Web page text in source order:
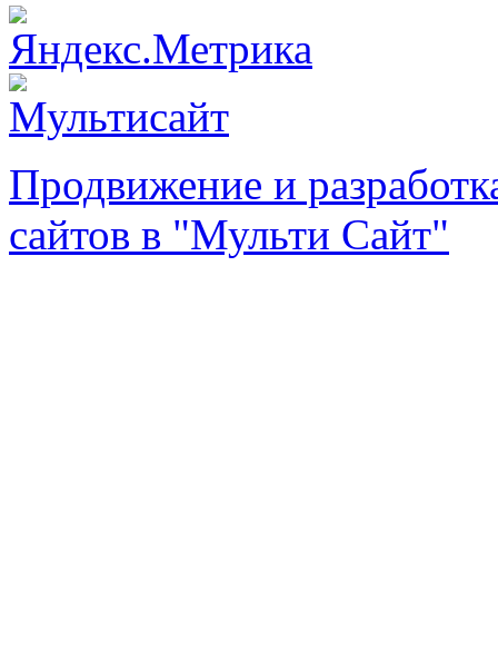
Продвижение и
сайтов в "Мульти Сайт"